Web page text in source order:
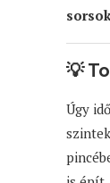
💡
Úgy